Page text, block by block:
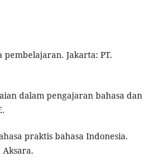
pembelajaran. Jakarta: PT.
dalam pengajaran bahasa dan
praktis bahasa Indonesia.